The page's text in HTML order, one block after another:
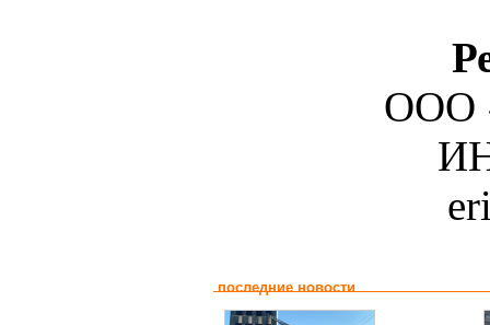
ООО
последние новости